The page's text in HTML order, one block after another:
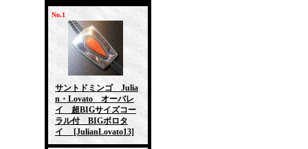
No.1
サントドミンゴ Julia
n・Lovato オーバレ
イ 超BIGサイズコー
ラル付 BIGボロタ
イ
[JulianLovato13]